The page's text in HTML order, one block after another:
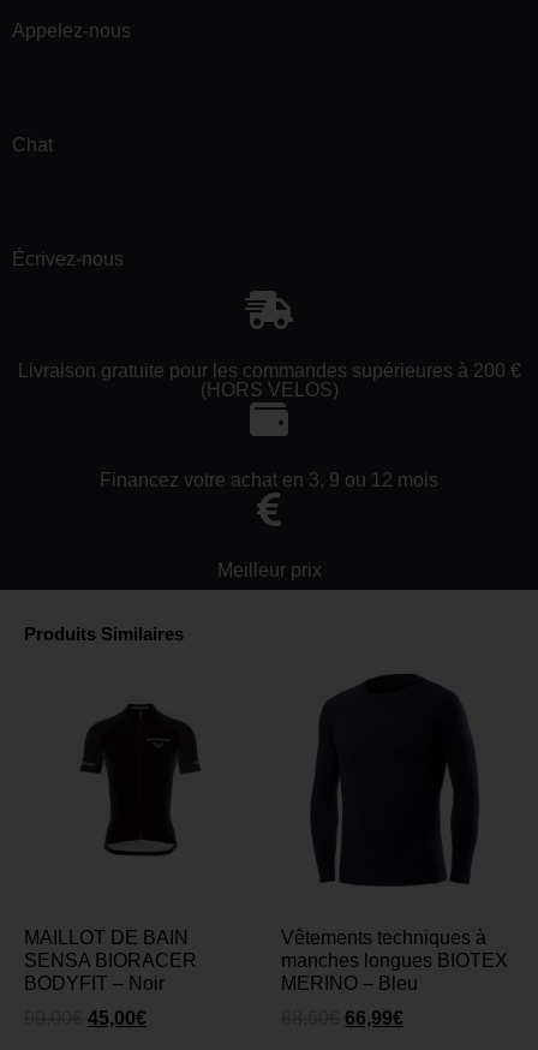
Appelez-nous
Chat
Écrivez-nous
Livraison gratuite pour les commandes supérieures à 200 €
(HORS VELOS)
Financez votre achat en 3, 9 ou 12 mois
Meilleur prix
Produits Similaires
MAILLOT DE BAIN
SENSA BIORACER
BODYFIT – Noir
45,00€
Vêtements techniques à
manches longues BIOTEX
MERINO – Bleu
66,99€